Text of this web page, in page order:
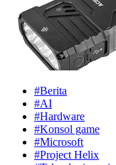
#Berita
#AI
#Hardware
#Konsol game
#Microsoft
#Project Helix